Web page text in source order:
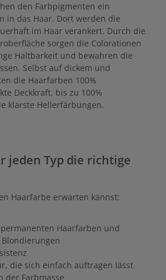
den Farbpigmenten ein
in das Haar. Dort werden die
im Haar verankert. Durch die
sorgen die Colorationen
Haltbarkeit und bewahren die
Selbst auf dickem und
die Haarfarben 100%
Deckkraft, bis zu 100%
klarste Hellerfärbungen.
jeden Typ die richtige
Haarfarbe erwarten kannst:
Haarfarben und
die sich einfach auftragen lässt
der Farbmasse